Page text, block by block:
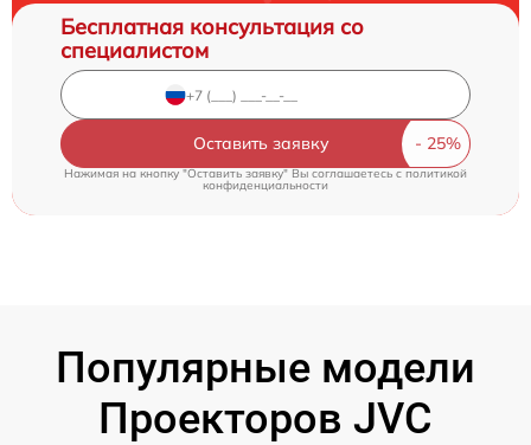
Бесплатная консультация со
специалистом
Оставить заявку
Нажимая на кнопку "Оставить заявку" Вы соглашаетесь cполитикой
конфиденциальности
Популярные модели
Проекторов JVC